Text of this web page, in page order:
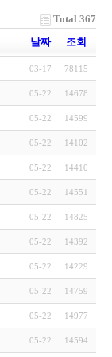
Total 367
날짜 조회
03-17 78115
05-22 14678
05-22 14599
05-22 14102
05-22 14410
05-22 14551
05-22 14825
05-22 14392
05-22 14229
05-22 14759
05-22 14977
05-22 14594